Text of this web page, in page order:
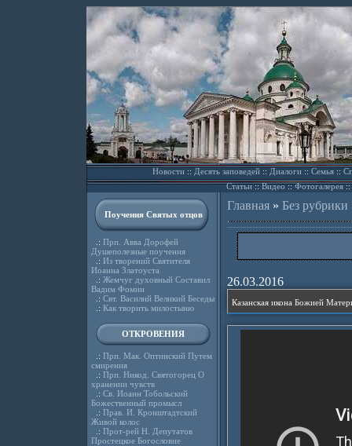
Новости::Десять заповедей::Диалоги::Семья::
Статьи::Видео ::Фотогалерея::
Поучения Святых отцов
.: Прп. Авва Дорофей
Душеполезные поучения
.: Из творений Святителя
Иоанна Златоуста
.: Жемчуг духовный Составил
Вадим Фомин
.: Свт. Василий Великий Беседы
.: Как творить милостыню
ОТКРОВЕНИЯ
.: Прп. Мак. Оптинский Путем
смирения
.: Прп. Никод. Святогорец О
хранении чувств
.: Св. Иоанн Тобольский
Божественный промысл
.: Прав. И. Кронштадтский
Живой колос
.: Прот-рей Н. Депутатов
Простецкое Богословие
Главная» Без рубрики
26.03.2016